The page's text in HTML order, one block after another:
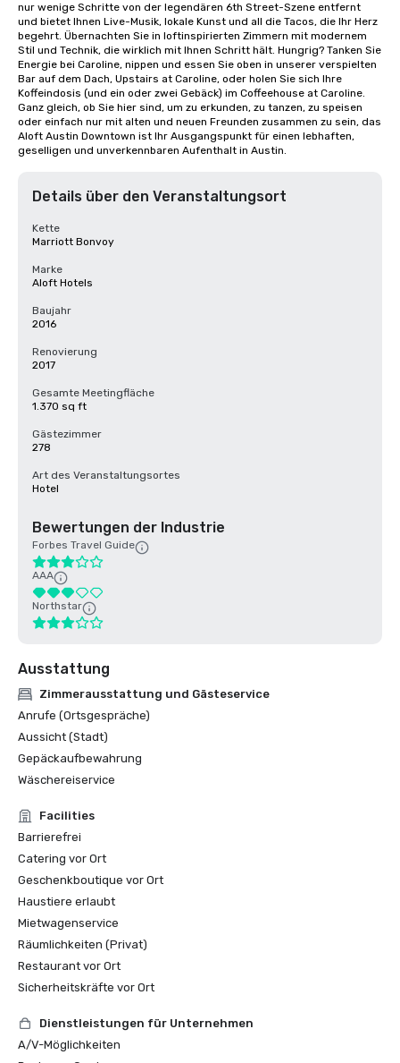
nur wenige Schritte von der legendären 6th Street-Szene entfernt
und bietet Ihnen Live-Musik, lokale Kunst und all die Tacos, die Ihr Herz
begehrt. Übernachten Sie in loftinspirierten Zimmern mit modernem
Stil und Technik, die wirklich mit Ihnen Schritt hält. Hungrig? Tanken Sie
Energie bei Caroline, nippen und essen Sie oben in unserer verspielten
Bar auf dem Dach, Upstairs at Caroline, oder holen Sie sich Ihre
Koffeindosis (und ein oder zwei Gebäck) im Coffeehouse at Caroline.
Ganz gleich, ob Sie hier sind, um zu erkunden, zu tanzen, zu speisen
oder einfach nur mit alten und neuen Freunden zusammen zu sein, das
Aloft Austin Downtown ist Ihr Ausgangspunkt für einen lebhaften,
geselligen und unverkennbaren Aufenthalt in Austin.
Details über den Veranstaltungsort
Kette
Marriott Bonvoy
Marke
Aloft Hotels
Baujahr
2016
Renovierung
2017
Gesamte Meetingfläche
1.370 sq ft
Gästezimmer
278
Art des Veranstaltungsortes
Hotel
Bewertungen der Industrie
Forbes Travel Guide
AAA
Northstar
Ausstattung
Zimmerausstattung und Gästeservice
Anrufe (Ortsgespräche)
Aussicht (Stadt)
Gepäckaufbewahrung
Wäschereiservice
Facilities
Barrierefrei
Catering vor Ort
Geschenkboutique vor Ort
Haustiere erlaubt
Mietwagenservice
Räumlichkeiten (Privat)
Restaurant vor Ort
Sicherheitskräfte vor Ort
Dienstleistungen für Unternehmen
A/V-Möglichkeiten